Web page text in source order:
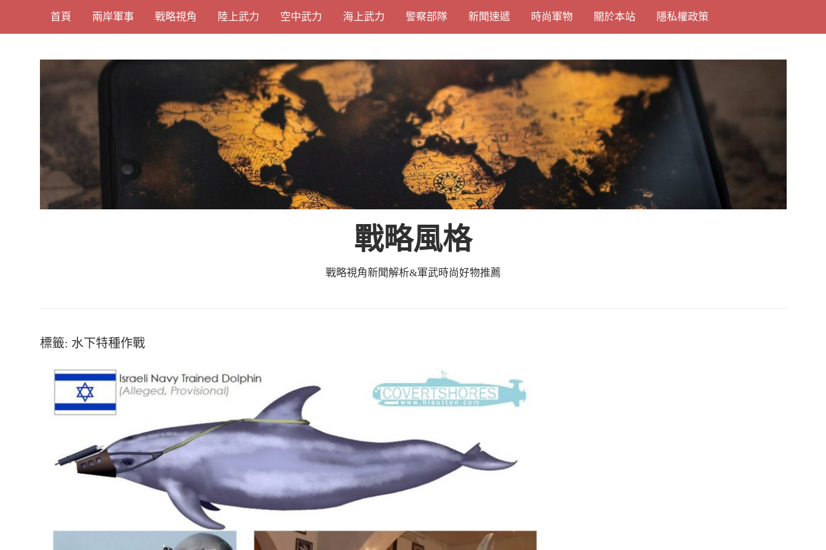
首頁 兩岸軍事 戰略視角 陸上武力 空中武力 海上武力 警察部隊 新聞速遞 時尚軍物 關於本站 隱私權政策
戰略風格
戰略視角新聞解析&軍武時尚好物推薦
標籤: 水下特種作戰